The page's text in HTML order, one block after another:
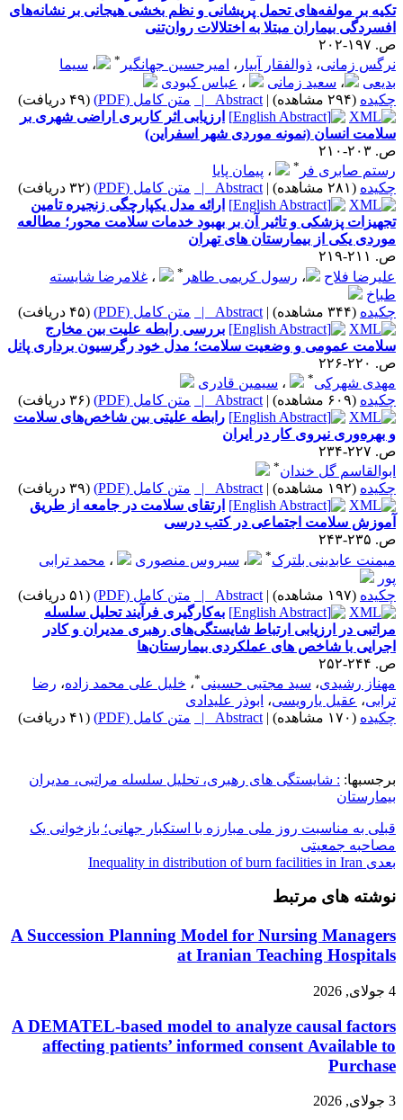
تکیه بر مولفه‌های تحمل پریشانی و نظم بخشی هیجانی بر نشانه‌های
افسردگی بیماران مبتلا به اختلالات روان‌تنی
ص. ۱۹۷-۲۰۲
نرگس زمانی، ذوالفقار آبیار ، امیرحسین جهانگیر * ، سیما
بدیعی
، سعید زمانی ، عباس کبودی
چکیده (۲۹۴ مشاهده) |
Abstract | متن کامل (PDF)
(۴۹ دریافت)
ارزیابی اثر کاربری اراضی شهری بر
سلامت انسان (نمونه موردی شهر اسفراین)
ص. ۲۰۳-۲۱۰
رستم صابری فر * ، پیمان پایا
چکیده (۲۸۱ مشاهده) |
Abstract | متن کامل (PDF)
(۳۲ دریافت)
ارائه مدل یکپارچگی زنجیره تامین
تجهیزات پزشکی و تاثیر آن بر بهبود خدمات سلامت محور؛ مطالعه
موردی یکی از بیمارستان های تهران
ص. ۲۱۱-۲۱۹
علیرضا فلاح
، رسول کریمی طاهر * ، غلامرضا شایسته
طباخ
چکیده (۳۴۴ مشاهده) |
Abstract | متن کامل (PDF)
(۴۵ دریافت)
بررسی رابطه علیت بین مخارج
سلامت عمومی و وضعیت سلامت؛ مدل خود رگرسیون برداری پانل
ص. ۲۲۰-۲۲۶
مهدی شهرکی* ، سیمین قادری
چکیده (۶۰۹ مشاهده) |
Abstract | متن کامل (PDF)
(۳۶ دریافت)
رابطه علیتی بین شاخص‌های سلامت
و بهره‌وری نیروی کار در ایران
ص. ۲۲۷-۲۳۴
ابوالقاسم گل خندان*
چکیده (۱۹۲ مشاهده) |
Abstract | متن کامل (PDF)
(۳۹ دریافت)
ارتقای سلامت در جامعه از طریق
آموزش سلامت اجتماعی در کتب درسی
ص. ۲۳۵-۲۴۳
میمنت عابدینی بلترک* ، سیروس منصوری ، محمد ترابی
پور
چکیده (۱۹۷ مشاهده) |
Abstract | متن کامل (PDF)
(۵۱ دریافت)
به‌کارگیری فرآیند تحلیل سلسله
مراتبی در ارزیابی ارتباط شایستگی‌های رهبری مدیران و کادر
اجرایی با شاخص های عملکردی بیمارستان‌ها
ص. ۲۴۴-۲۵۲
مهناز رشیدی، سید مجتبی حسینی*، خلیل علی محمد زاده، رضا
ترابی، عقیل یارویسی، ابوذر علیدادی
چکیده (۱۷۰ مشاهده) |
Abstract | متن کامل (PDF) (۴۱ دریافت)
برجسبها: : شایستگی های رهبری، تحلیل سلسله مراتبی، مدیران
بیمارستان
قبلی به مناسبت روز ملی مبارزه با استکبار جهانی؛ بازخوانی یک
مصاحبه جمعیتی
بعدی
نوشته های مرتبط
A Succession Planning Model for Nursing Managers
at Iranian Teaching Hospitals
4 جولای, 2026
A DEMATEL-based model to analyze causal factors
affecting patients’ informed consent Available to
Purchase
3 جولای, 2026